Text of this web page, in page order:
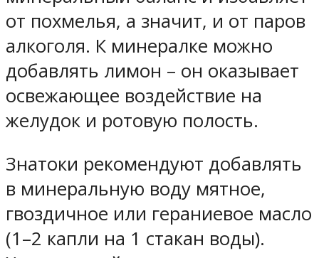
от похмелья, а значит, и от паров
алкоголя. К минералке можно
добавлять лимон – он оказывает
освежающее воздействие на
желудок и ротовую полость.
Знатоки рекомендуют добавлять
в минеральную воду мятное,
гвоздичное или гераниевое масло
(1–2 капли на 1 стакан воды).